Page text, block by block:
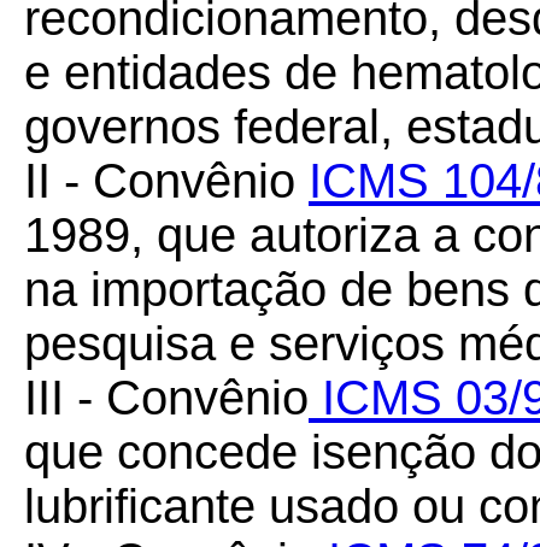
recondicionamento,
e entidades de
governos federal,
II - Convênio ICMS
1989, que autoriza a
na importação de bens
pesquisa e serviços
III - Convênio ICMS 03/
que concede isenção
lubrificante usado ou